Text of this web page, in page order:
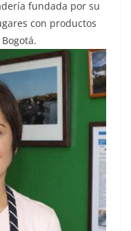
fundada por su
con productos